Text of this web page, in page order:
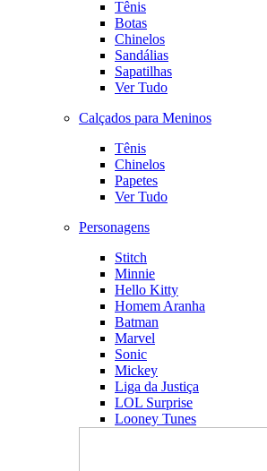
Tênis
Botas
Chinelos
Sandálias
Sapatilhas
Ver Tudo
Calçados para Meninos
Tênis
Chinelos
Papetes
Ver Tudo
Personagens
Stitch
Minnie
Hello Kitty
Homem Aranha
Batman
Marvel
Sonic
Mickey
Liga da Justiça
LOL Surprise
Looney Tunes